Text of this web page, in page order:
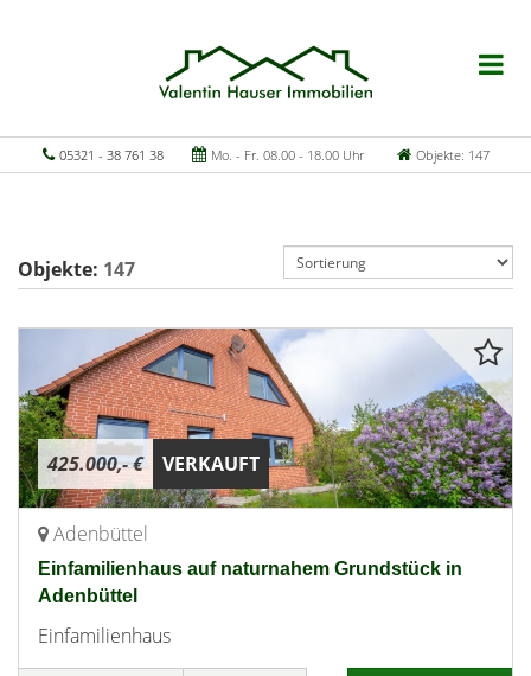
05321 - 38 761 38 Mo. - Fr. 08.00 - 18.00 Uhr Objekte: 147
Objekte: 147
425.000,- € VERKAUFT
Adenbüttel
Einfamilienhaus auf naturnahem Grundstück in
Adenbüttel
Einfamilienhaus